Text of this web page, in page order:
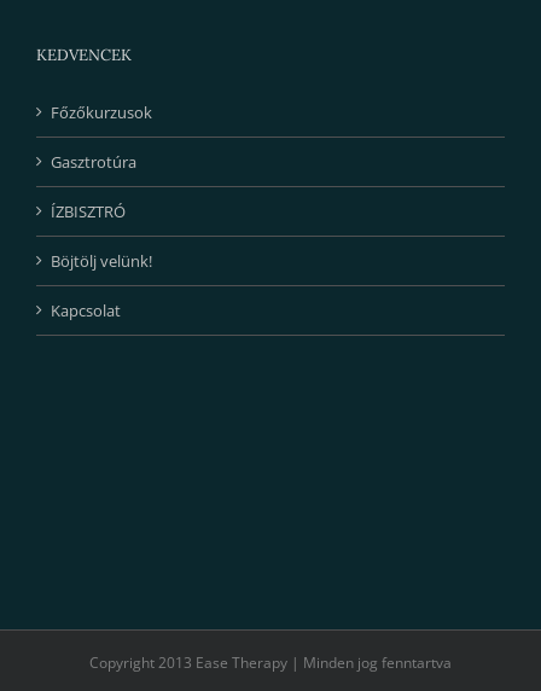
KEDVENCEK
Főzőkurzusok
Gasztrotúra
ÍZBISZTRÓ
Böjtölj velünk!
Kapcsolat
Copyright 2013 Ease Therapy | Minden jog fenntartva